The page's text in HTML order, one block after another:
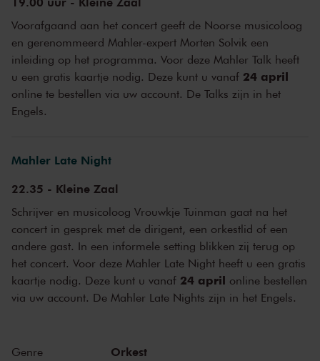
finale. De Zweedse componist Anders Hillborg schrijft een nieuw
werk, waarvan u vandaag de Nederlandse première hoort.
Mahler Festival
Van 9 tot en met 18 mei 2025 organiseert Het Concertgebouw voor
de derde keer een groots Mahler Festival. Na Mahler Feesten in
Festival Orchestra, Chicago Symphony Orchestra en het
gedirigeerd. Een keur aan topsolisten en koren wijdt zich aan deze
monumentale werken, geleid door dirigenten als Iván Fischer en
Jaap van Zweden. Meer informatie over het Mahler Festival vindt u
.
Voorafgaand aan het concert geeft de Noorse musicoloog
en gerenommeerd Mahler-expert Morten Solvik een
inleiding op het programma. Voor deze Mahler Talk heeft
u een gratis kaartje nodig. Deze kunt u vanaf 24 april
online te bestellen via uw account. De Talks zijn in het
Engels.
Mahler Late Night
22.35 - Kleine Zaal
Schrijver en musicoloog Vrouwkje Tuinman gaat na het
concert in gesprek met de dirigent, een orkestlid of een
andere gast. In een informele setting blikken zij terug op
het concert. Voor deze Mahler Late Night heeft u een gratis
kaartje nodig. Deze kunt u vanaf 24 april online bestellen
via uw account. De Mahler Late Nights zijn in het Engels.
Genre Orkest